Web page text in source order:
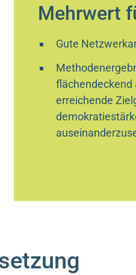
Mehrwert
Gute
flächendeckend
erreichende